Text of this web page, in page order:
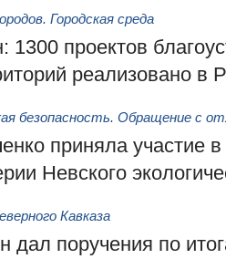
Городская среда
проектов
реализовано в
безопасность. Обращение с
приняла участие в
Невского
Кавказа
дал поручения по